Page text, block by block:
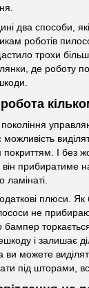
два способи,
роботів
трохи
де роботу
І без
він прибиратиме
ламінаті.
плюси. Як
не
і залишає
ви можете
під шторами,